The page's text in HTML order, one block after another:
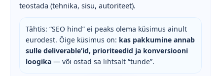
teostada (tehnika, sisu, autoriteet).
Tähtis: “SEO hind” ei peaks olema küsimus ainult
eurodest. Õige küsimus on: kas pakkumine annab
sulle deliverable’id, prioriteedid ja konversiooni
loogika — või ostad sa lihtsalt “tunde”.